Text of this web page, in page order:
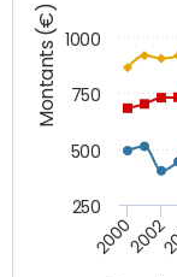
Montants (€)
20002002
250
500
750
1000